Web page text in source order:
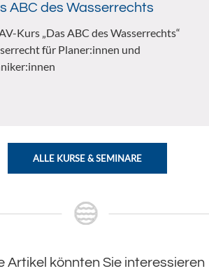
ABC des Wasserrechts
Kurs „Das ABC des Wasserrechts“
für Planer:innen und
ALLE KURSE & SEMINARE
Artikel könnten Sie interessieren